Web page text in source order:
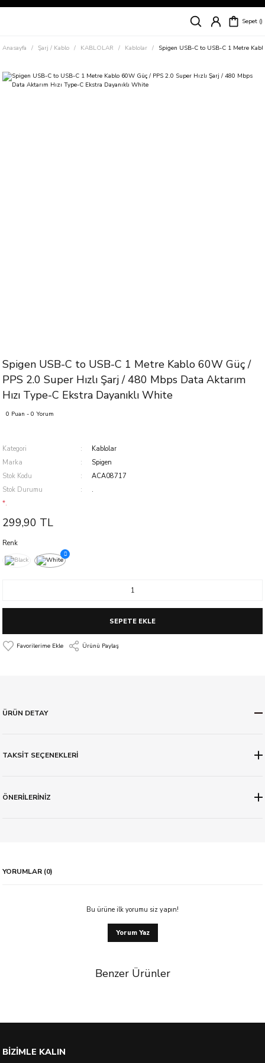
Siparişleriniz
Süper İndirimli Fiyatlar
Sepet
Anasayfa Şarj / Kablo KABLOLAR Kablolar Spigen USB-C to USB-C 1 Metre
Spigen USB-C to USB-C 1 Metre Kablo 60W Güç /
PPS 2.0 Super Hızlı Şarj / 480 Mbps Data Aktarım
Hızı Type-C Ekstra Dayanıklı White
0 Puan - 0 Yorum
Kategori
Kablolar
Marka
Spigen
Stok Kodu
ACA08717
Stok Durumu
.
*.
299,90 TL
Renk
SEPETE EKLE
Ürünü Paylaş
ÜRÜN DETAY
TAKSİT SEÇENEKLERİ
ÖNERİLERİNİZ
YORUMLAR (0)
Bu ürüne ilk yorumu siz yapın!
Yorum Yaz
Benzer Ürünler
BİZİMLE KALIN